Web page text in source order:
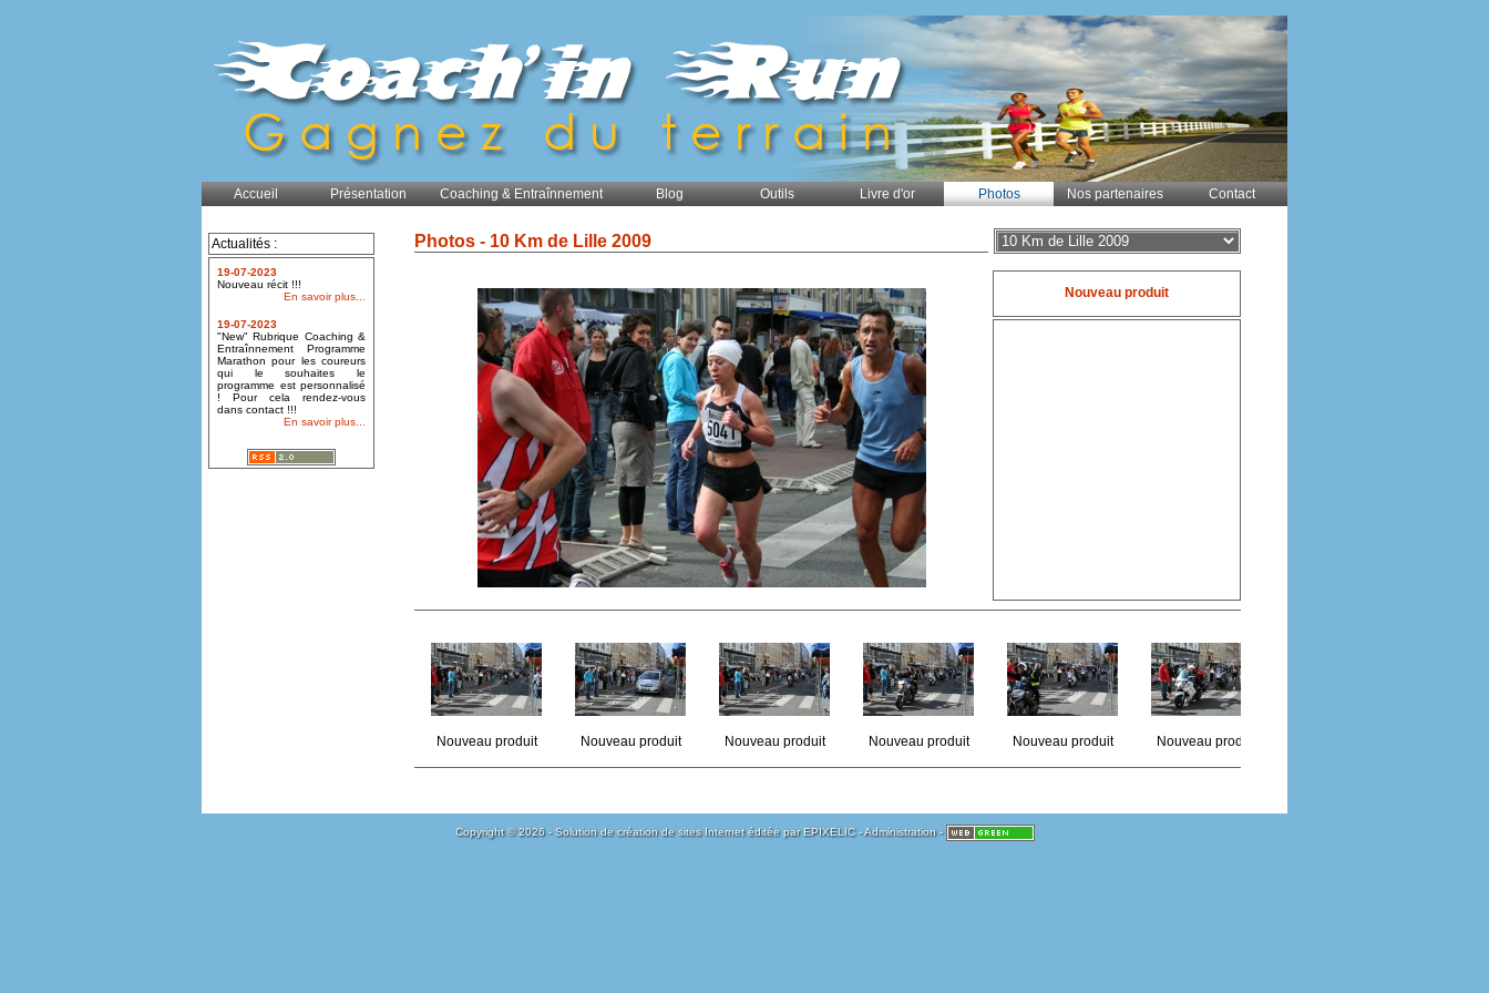
Accueil Présentation Coaching & Entraînnement Blog Outils Livre d'or Photos Nos partenaires Contact
Actualités :
19-07-2023
Nouveau récit !!!
En savoir plus...
19-07-2023
"New" Rubrique Coaching &
Entraînnement Programme
Marathon pour les coureurs
qui le souhaites le
programme est personnalisé
! Pour cela rendez-vous
dans contact !!!
En savoir plus...
Photos - 10 Km de Lille 2009
Nouveau produit
Nouveau produit Nouveau produit Nouveau produit Nouveau produit Nouveau produit Nouveau produit
Copyright © 2026 - Solution de création de sites Internet éditée parEPIXELIC-Administration-